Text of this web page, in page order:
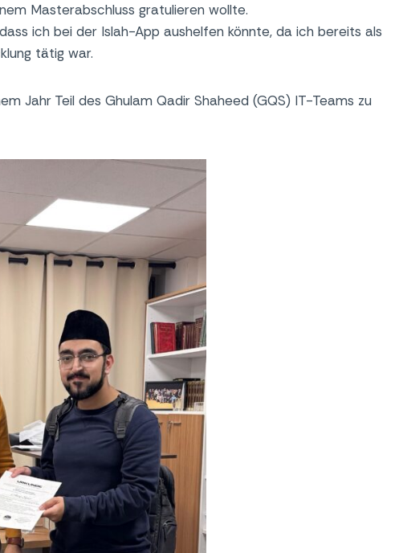
Masterabschluss gratulieren wollte.
ich bei der Islah-App aushelfen könnte, da ich bereits als
tätig war.
Jahr Teil des Ghulam Qadir Shaheed (GQS) IT-Teams zu